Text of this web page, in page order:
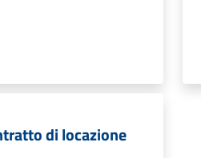
di locazione